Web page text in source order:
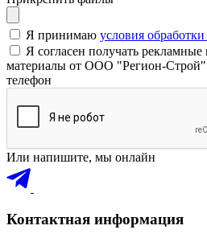
Я принимаю условия
Я согласен получать
материалы от ООО "Регион-Строй"
телефон
Или напишите, мы онлайн
Контактная информация